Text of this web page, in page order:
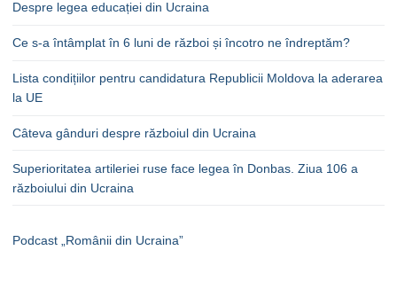
Despre legea educației din Ucraina
Ce s-a întâmplat în 6 luni de război și încotro ne îndreptăm?
Lista condițiilor pentru candidatura Republicii Moldova la aderarea
la UE
Câteva gânduri despre războiul din Ucraina
Superioritatea artileriei ruse face legea în Donbas. Ziua 106 a
războiului din Ucraina
Podcast „Românii din Ucraina”